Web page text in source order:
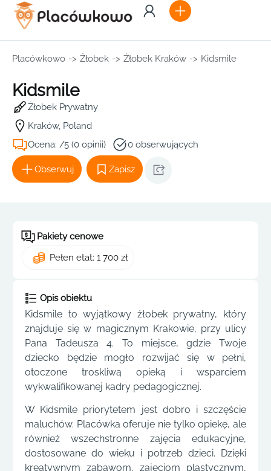
Placówkowo -> Żłobek -> Żłobek Kraków -> Kidsmile
Kidsmile
Żłobek Prywatny
Kraków, Poland
Ocena: /5 (0 opinii)
0 obserwujących
Obserwuj Zapisz
Pakiety cenowe
Pełen etat: 1 700 zł
Opis obiektu
Kidsmile to wyjątkowy żłobek prywatny, który
znajduje się w magicznym Krakowie, przy ulicy
Pana Tadeusza 4. To miejsce, gdzie Twoje
dziecko będzie mogło rozwijać się w pełni,
otoczone troskliwą opieką i wsparciem
wykwalifikowanej kadry pedagogicznej.
W Kidsmile priorytetem jest dobro i szczęście
maluchów. Placówka oferuje nie tylko opiekę, ale
również wszechstronne zajęcia edukacyjne,
dostosowane do wieku i potrzeb dzieci. Dzięki
kreatywnym zabawom, zajęciom plastycznym,